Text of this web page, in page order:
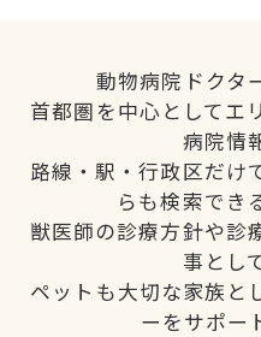
動物病院ドクタ
首都圏を中心としてエ
病院情
路線・駅・行政区だけ
らも検索でき
獣医師の診療方針や診
事とし
ペットも大切な家族と
ーをサポー